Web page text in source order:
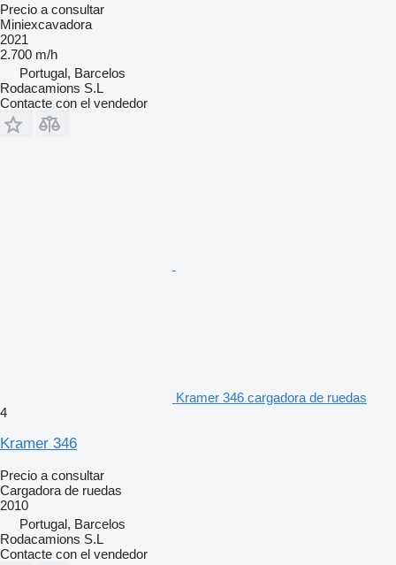
Precio a consultar
Miniexcavadora
2021
2.700 m/h
Portugal, Barcelos
Rodacamions S.L
Contacte con el vendedor
Kramer 346 cargadora de ruedas
4
Kramer 346
Precio a consultar
Cargadora de ruedas
2010
Portugal, Barcelos
Rodacamions S.L
Contacte con el vendedor